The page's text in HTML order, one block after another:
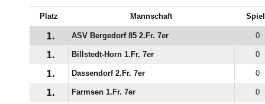
Platz Mannschaft
1. ASV Bergedorf 85 2.Fr. 7er 0
1. Billstedt-Horn 1.Fr. 7er 0
1. Dassendorf 2.Fr. 7er 0
1. Farmsen 1.Fr. 7er 0